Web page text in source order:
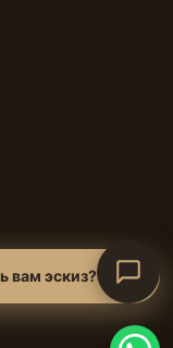
вам эскиз?